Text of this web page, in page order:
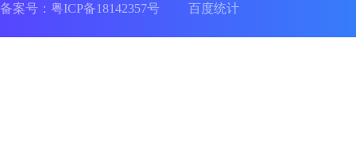
备案号： 粤ICP备18142357号 百度统计